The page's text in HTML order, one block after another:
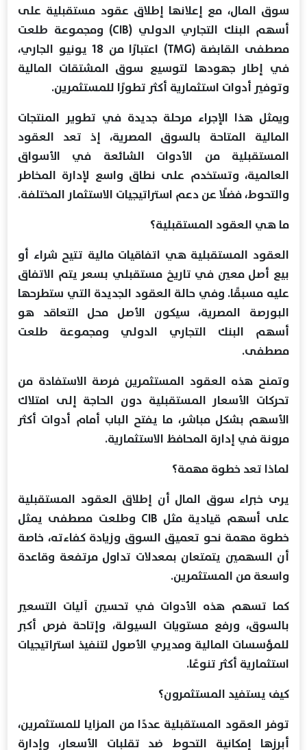
سوق المال، مع إعلانها إطلاق عقود مستقبلية على
أسهم البنك التجاري الدولي (CIB) ومجموعة طلعت
مصطفى القابضة (TMG) اعتبارًا من 18 يونيو الجاري،
في إطار جهودها لتوسيع سوق المشتقات المالية
وتوفير أدوات استثمارية أكثر تطورًا للمستثمرين.
ويمثل هذا الإجراء مرحلة جديدة في تطوير المنتجات
المالية المتاحة بالسوق المصرية، إذ تعد العقود
المستقبلية من الأدوات الشائعة في الأسواق
العالمية، وتستخدم على نطاق واسع لإدارة المخاطر
والتحوط، فضلًا عن دعم استراتيجيات الاستثمار المختلفة.
ما هي العقود المستقبلية؟
العقود المستقبلية هي اتفاقيات مالية تتيح شراء أو
بيع أصل معين في تاريخ مستقبلي بسعر يتم الاتفاق
عليه مسبقًا. وفي حالة العقود الجديدة التي ستطرحها
البورصة المصرية، سيكون الأصل محل التعاقد هو
أسهم البنك التجاري الدولي ومجموعة طلعت
مصطفى.
وتمنح هذه العقود المستثمرين فرصة الاستفادة من
تحركات الأسعار المستقبلية دون الحاجة إلى امتلاك
الأسهم بشكل مباشر، ما يفتح الباب أمام أدوات أكثر
مرونة في إدارة المحافظ الاستثمارية.
لماذا تعد خطوة مهمة؟
يرى خبراء سوق المال أن إطلاق العقود المستقبلية
على أسهم قيادية مثل CIB وطلعت مصطفى يمثل
خطوة مهمة نحو تعميق السوق وزيادة كفاءته، خاصة
أن السهمين يتمتعان بمعدلات تداول مرتفعة وقاعدة
واسعة من المستثمرين.
كما تسهم هذه الأدوات في تحسين آليات التسعير
بالسوق، ورفع مستويات السيولة، وإتاحة فرص أكبر
للمؤسسات المالية ومديري الأصول لتنفيذ استراتيجيات
استثمارية أكثر تنوعًا.
كيف يستفيد المستثمرون؟
توفر العقود المستقبلية عددًا من المزايا للمستثمرين،
أبرزها إمكانية التحوط ضد تقلبات الأسعار، وإدارة